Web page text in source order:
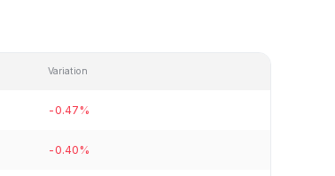
Variation
-0.47%
-0.40%